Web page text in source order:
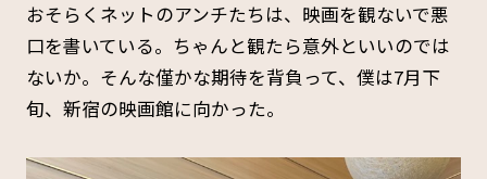
おそらくネットのアンチたちは、映画を観ないで悪
口を書いている。ちゃんと観たら意外といいのでは
ないか。そんな僅かな期待を背負って、僕は7月下
旬、新宿の映画館に向かった。